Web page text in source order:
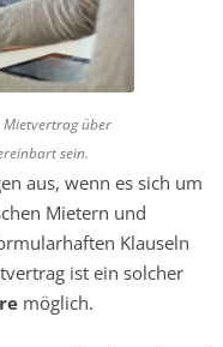
Mietvertrag über
sein.
aus, wenn es sich um
Mietern und
Klauseln
ist ein solcher
möglich.